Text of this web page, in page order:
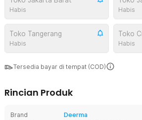
Habis Habis
Toko Tangerang
Habis
Toko
Habis
Tersedia bayar di tempat (COD)
Rincian Produk
Brand
Deerma